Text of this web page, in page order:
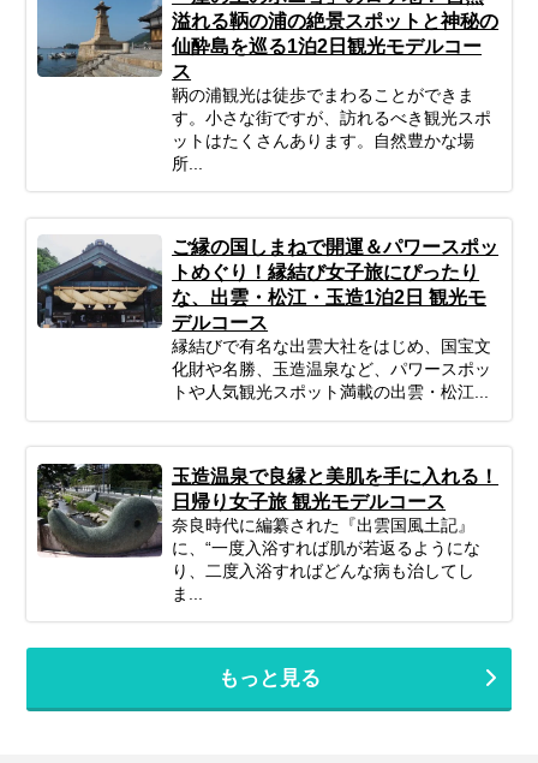
溢れる鞆の浦の絶景スポットと神秘の
仙酔島を巡る1泊2日観光モデルコー
ス
鞆の浦観光は徒歩でまわることができま
す。小さな街ですが、訪れるべき観光スポ
ットはたくさんあります。自然豊かな場
所...
ご縁の国しまねで開運＆パワースポッ
トめぐり！縁結び女子旅にぴったり
な、出雲・松江・玉造1泊2日 観光モ
デルコース
縁結びで有名な出雲大社をはじめ、国宝文
化財や名勝、玉造温泉など、パワースポッ
トや人気観光スポット満載の出雲・松江...
玉造温泉で良縁と美肌を手に入れる！
日帰り女子旅 観光モデルコース
奈良時代に編纂された『出雲国風土記』
に、“一度入浴すれば肌が若返るようにな
り、二度入浴すればどんな病も治してし
ま...
もっと見る